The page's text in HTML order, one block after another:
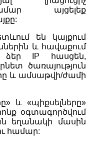
այցելեք
են կայքում
և հավաքում
ձեր IP հասցեն,
ծառայություն
և ամսաթվի/ժամի
և «պիքսելները»
օգտագործվում
եղանակի մասին
համար: